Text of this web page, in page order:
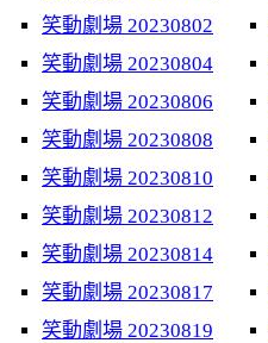
笑動劇場 20230802
笑動劇場 20230804
笑動劇場 20230806
笑動劇場 20230808
笑動劇場 20230810
笑動劇場 20230812
笑動劇場 20230814
笑動劇場 20230817
笑動劇場 20230819